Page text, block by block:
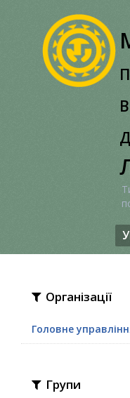
Організації
Головне
Групи